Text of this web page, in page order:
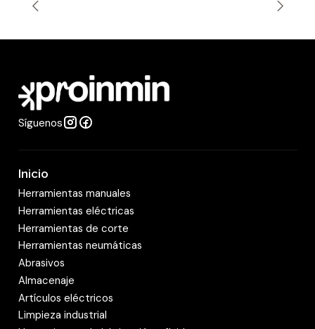
d
Síguenos
Inicio
Herramientas manuales
Herramientas eléctricas
Herramientas de corte
Herramientas neumáticas
Abrasivos
Almacenaje
Artículos eléctricos
Limpieza industrial